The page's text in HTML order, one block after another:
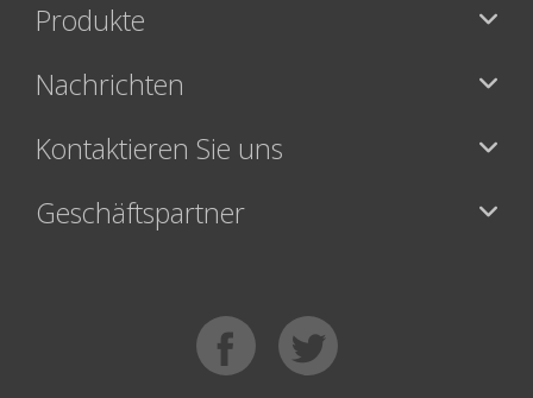
Produkte
Nachrichten
Kontaktieren Sie uns
Geschäftspartner